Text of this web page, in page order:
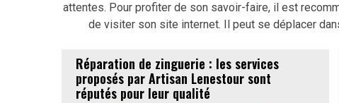
attentes. Pour profiter de son savoir-faire, il est
de visiter son site internet. Il peut se déplacer
Réparation de zinguerie : les services
proposés par Artisan Lenestour sont
réputés pour leur qualité